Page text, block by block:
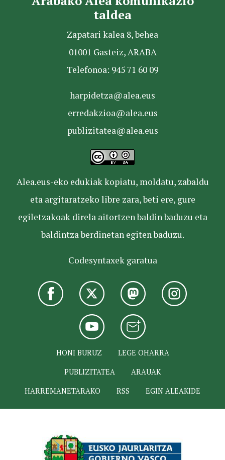
taldea
Zapatari kalea 8, behea
01001 Gasteiz, ARABA
Telefonoa: 945 71 60 09
harpidetza@alea.eus
erredakzioa@alea.eus
publizitatea@alea.eus
Alea.eus-eko edukiak kopiatu, moldatu, zabaldu
eta argitaratzeko libre zara, beti ere, gure
egiletzakoak direla aitortzen baldin baduzu eta
baldintza berdinetan egiten baduzu.
Codesyntaxek garatua
HONI BURUZ
LEGE OHARRA
PUBLIZITATEA
ARAUAK
HARREMANETARAKO
RSS EGIN ALEAKIDE